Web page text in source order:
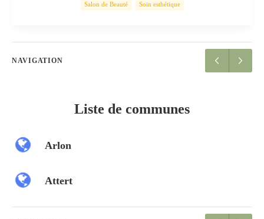
Salon de Beauté Soin esthétique
NAVIGATION
Liste de communes
Arlon
Attert